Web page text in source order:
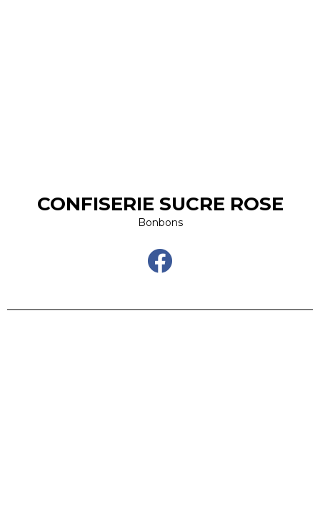
CONFISERIE SUCRE ROSE
Bonbons